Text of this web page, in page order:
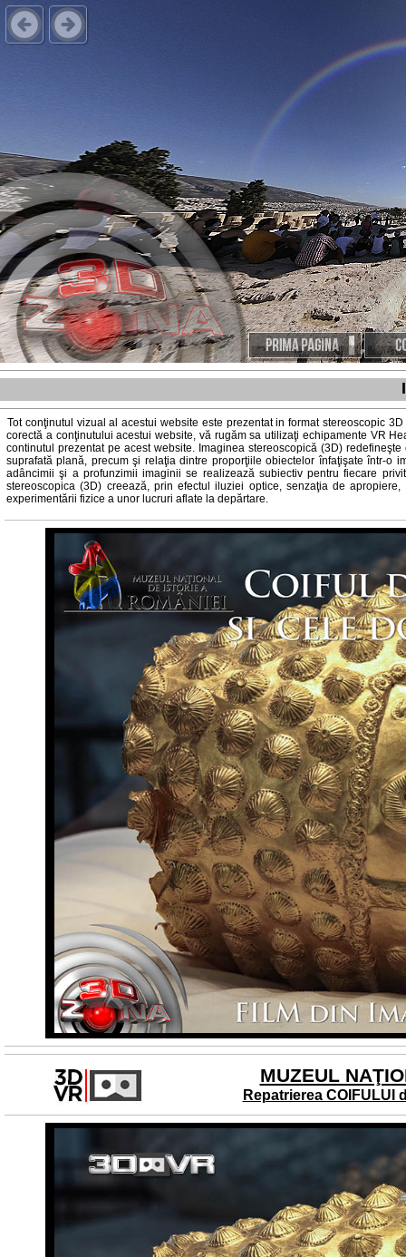
Tot conţinutul vizual al acestui website este prezentat in format stereoscopic
corectă a conţinutului acestui website, vă rugăm sa utilizaţi echipamente VR
continutul prezentat pe acest website. Imaginea stereoscopică (3D)
suprafată plană, precum şi relaţia dintre proporţiile obiectelor înfaţişate într-o
adâncimii şi a profunzimii imaginii se realizează subiectiv pentru fiecare
stereoscopica (3D) creează, prin efectul iluziei optice, senzaţia de
experimentării fizice a unor lucruri aflate la depărtare.
MUZEUL
Repatrierea COIFULUI